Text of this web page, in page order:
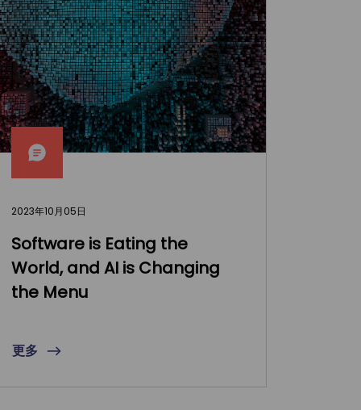
2023年10月05日
Software is Eating the
World, and AI is Changing
the Menu
更多